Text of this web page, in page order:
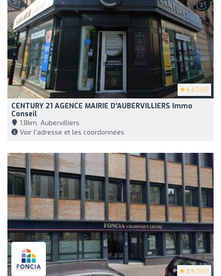
4.2 (199)
CENTURY 21 AGENCE MAIRIE D'AUBERVILLIERS Immo
Conseil
1,8km, Aubervilliers
Voir l'adresse et les coordonnées
2.9 (169)